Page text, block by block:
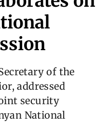
of the
addressed
security
National